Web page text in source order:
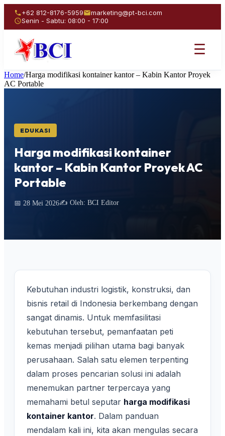
+62 812-8176-5959
marketing@pt-bci.com
Senin - Sabtu: 08:00 - 17:00
☰
Home/Harga modifikasi kontainer kantor – Kabin Kantor Proyek
AC Portable
EDUKASI
Harga modifikasi kontainer
kantor – Kabin Kantor Proyek AC
Portable
📅 28 Mei 2026✍️ Oleh: BCI Editor
Kebutuhan industri logistik, konstruksi, dan
bisnis retail di Indonesia berkembang dengan
sangat dinamis. Untuk memfasilitasi
kebutuhan tersebut, pemanfaatan peti
kemas menjadi pilihan utama bagi banyak
perusahaan. Salah satu elemen terpenting
dalam proses pencarian solusi ini adalah
menemukan partner terpercaya yang
memahami betul seputar harga modifikasi
kontainer kantor. Dalam panduan
mendalam kali ini, kita akan mengulas secara